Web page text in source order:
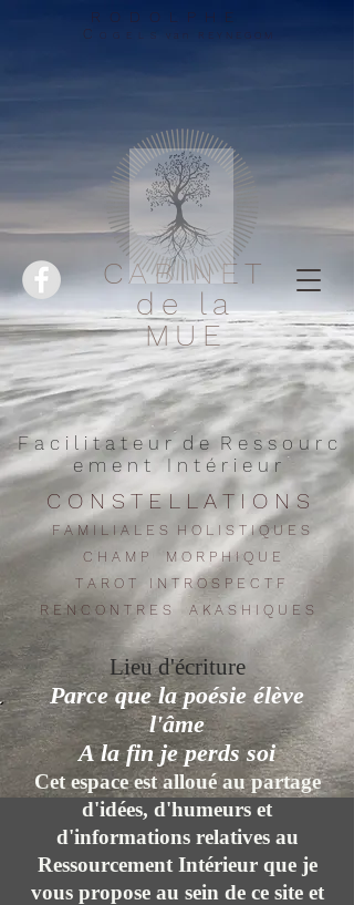
CABINET
de la
MUE
C O N S T E L L A T I O N S
F A M I L I A L E S H O L I S T I Q U E S
C H A M P M O R P H I Q U E
T A R O T I N T R O S P E C T F
R E N C O N T R E S A K A S H I Q U E S
R O D O L P H E
C O G E L S v a n R E Y N E G O M
F a c i l i t a t e u r d e R e s s o u r c
e m e n t I n t é r i e u r
Lieu d'écriture
Parce que la poésie élève
l'âme
A la fin je perds soi
Cet espace est alloué au partage
d'idées, d'humeurs et
d'informations relatives au
Ressourcement Intérieur que je
vous propose au sein de ce site et